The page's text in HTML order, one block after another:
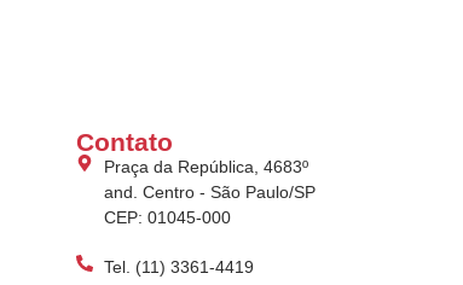
Contato
Praça da República, 4683º
and. Centro - São Paulo/SP
CEP: 01045-000
Tel. (11) 3361-4419